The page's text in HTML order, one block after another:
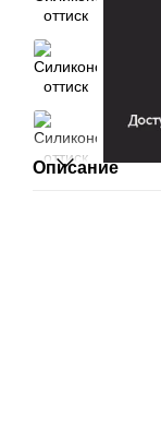
Описание